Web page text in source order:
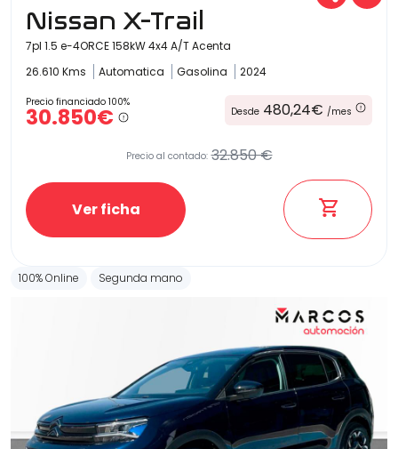
Nissan X-Trail
7pl 1.5 e-4ORCE 158kW 4x4 A/T Acenta
26.610 Kms
Automatica Gasolina 2024
Precio financiado 100%
30.850€ Desde 480,24€ /mes
Precio al contado: 32.850 €
Ver ficha
100% Online Segunda mano